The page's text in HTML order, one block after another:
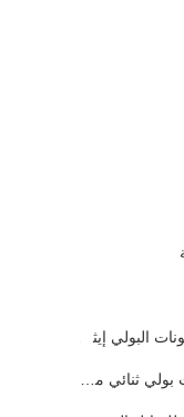
البولي إيثر المعدلة
بولي ثنائي ميثيل